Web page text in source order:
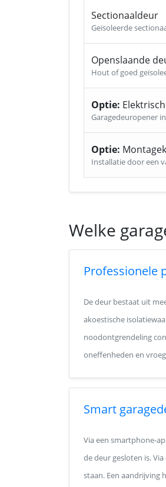
Sectionaaldeur
Geïsoleerde
Openslaande
Hout of goed
Optie:
Garagedeuropener
Optie:
Installatie door een
Welke
Professionele
De deur bestaat uit
akoestische
noodontgrendeling
oneffenheden en
Smart
Via een smartphone-
de deur gesloten is.
staan. Een aandrijving